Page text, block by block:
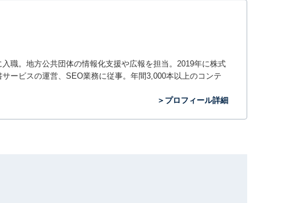
職。地方公共団体の情報化支援や広報を担当。2019年に株式
ービスの運営、SEO業務に従事。年間3,000本以上のコンテ
＞プロフィール詳細